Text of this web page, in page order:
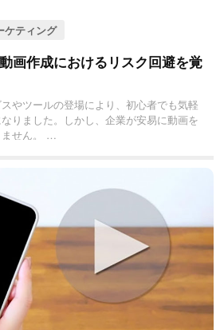
ケティング
画作成におけるリスク回避を覚
やツールの登場により、初心者でも気軽
りました。しかし、企業が安易に動画を
せん。